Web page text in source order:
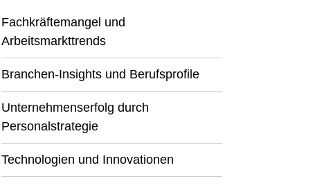
Fachkräftemangel und
Arbeitsmarkttrends
Branchen-Insights und Berufsprofile
Unternehmenserfolg durch
Personalstrategie
Technologien und Innovationen